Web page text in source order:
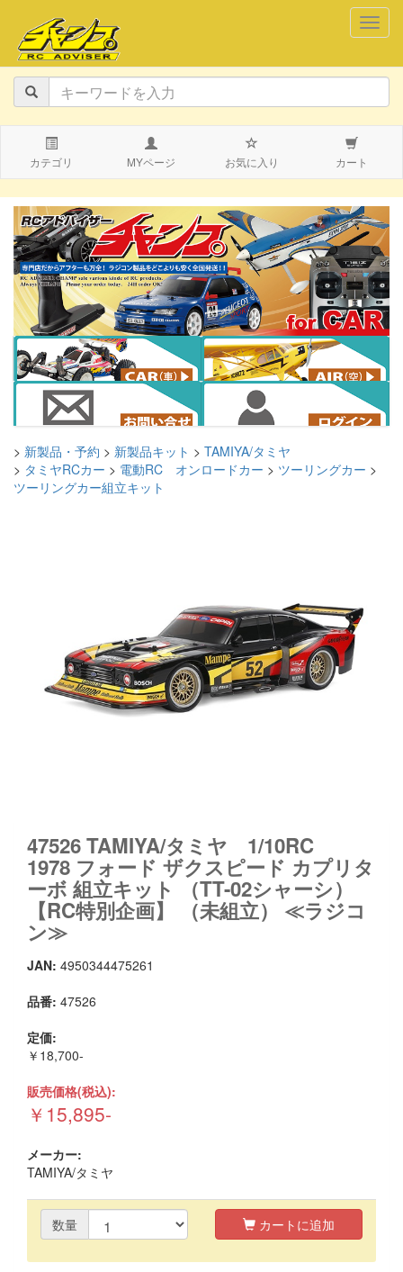
カテゴリ MYページ お気に入り カート
> 新製品・予約 > 新製品キット > TAMIYA/タミヤ
> タミヤRCカー > 電動RC オンロードカー > ツーリングカー >
ツーリングカー組立キット
47526 TAMIYA/タミヤ 1/10RC
1978 フォード ザクスピード カプリタ
ーボ 組立キット （TT-02シャーシ）
【RC特別企画】 （未組立） ≪ラジコ
ン≫
JAN: 4950344475261
品番: 47526
定価:
￥18,700-
販売価格(税込):
￥15,895-
メーカー:
TAMIYA/タミヤ
数量 カートに追加